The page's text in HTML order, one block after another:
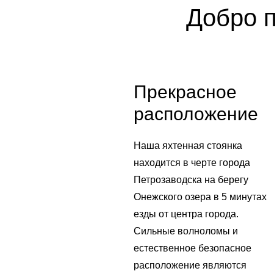
Добро
Прекрасное
расположение
Наша яхтенная стоянка
находится в черте города
Петрозаводска на берегу
Онежского озера в 5 минутах
езды от центра города.
Сильные волноломы и
естественное безопасное
расположение являются